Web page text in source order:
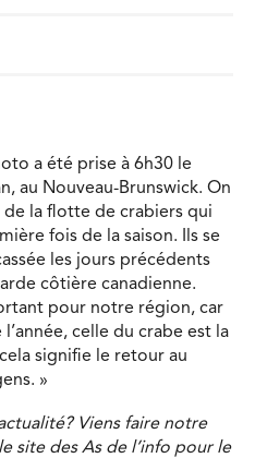
a été prise à 6h30 le
au Nouveau-Brunswick. On
la flotte de crabiers qui
fois de la saison. Ils se
les jours précédents
côtière canadienne.
pour notre région, car
celle du crabe est la
signifie le retour au
»
Viens faire notre
site des As de l’info pour le